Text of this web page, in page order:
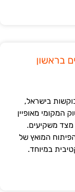
בראשון
בישראל,
המקומי מאופיין
משקיעים.
המואץ של
במיוחד.